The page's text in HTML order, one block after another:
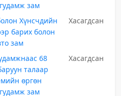
зам
Хүнсчдийн
барих болон
зам
Хасагдсан
68
талаар
өргөн
зам
Хасагдсан